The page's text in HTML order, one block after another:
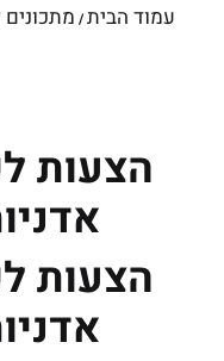
עמוד הבית/ מתכונים
הצעות
הצעות